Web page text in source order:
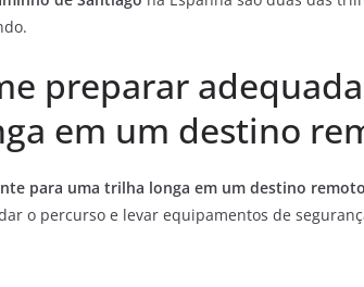
preparar
em um destino
para uma trilha longa em um destino
o percurso e levar equipamentos de